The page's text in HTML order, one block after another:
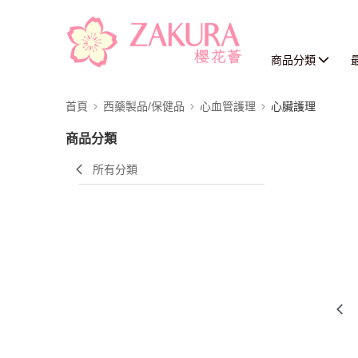
商品分類
首頁 西藥製品/保健品 心血管護理 心臟護理
商品分類
所有分類